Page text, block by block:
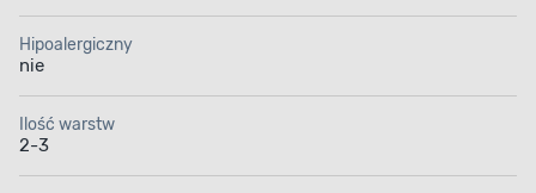
chlorokauczukowa
przed korozją
Hipoalergiczny
nie
Ilość warstw
2-3